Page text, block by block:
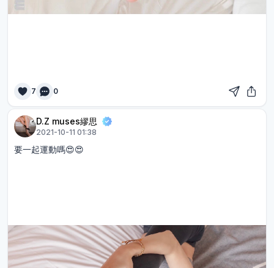
7 0
D.Z muses繆思
2021-10-11 01:38
要一起運動嗎😍😍